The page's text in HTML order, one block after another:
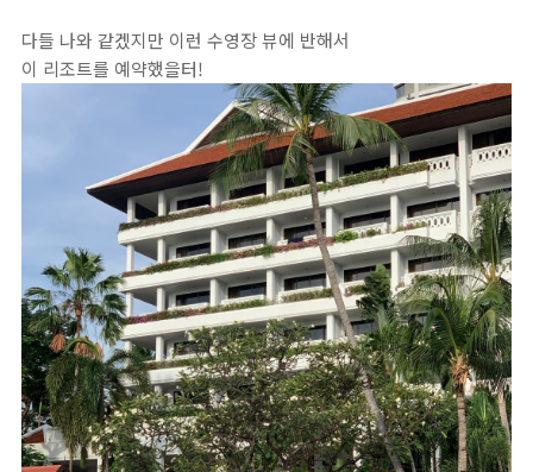
다들 나와 같겠지만 이런 수영장 뷰에 반해서
이 리조트를 예약했을터!